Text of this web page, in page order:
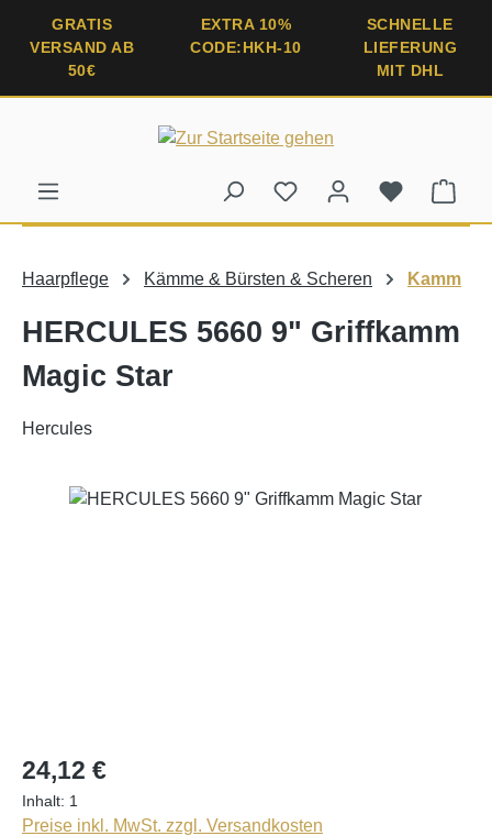
springen
GRATIS
VERSAND AB
50€
EXTRA 10%
CODE:HKH-10
SCHNELLE
LIEFERUNG
MIT DHL
Haarpflege Kämme & Bürsten & Scheren Kamm
HERCULES 5660 9" Griffkamm
Magic Star
Hercules
Bildergalerie überspringen
24,12 €
Inhalt: 1
Preise inkl. MwSt. zzgl. Versandkosten